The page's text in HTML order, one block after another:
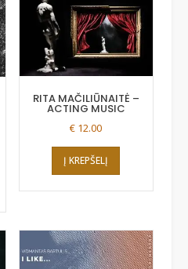
RITA MAČILIŪNAITĖ –
ACTING MUSIC
€ 12.00
Į KREPŠELĮ